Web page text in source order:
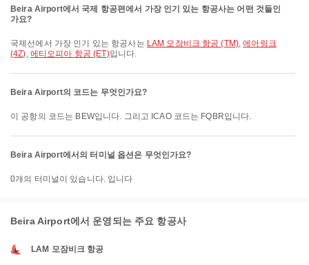
Beira Airport에서 국제 항공편에서 가장 인기 있는 항공사는 어떤 것들인
가요?
국제선에서 가장 인기 있는 항공사는 LAM 모잠비크 항공 (TM),에어링크
(4Z), 에티오피아 항공 (ET)입니다.
Beira Airport의 코드는 무엇인가요?
이 공항의 코드는 BEW입니다. 그리고 ICAO 코드는 FQBR입니다.
Beira Airport에서의 터미널 옵션은 무엇인가요?
0개의 터미널이 있습니다. 입니다
Beira Airport에서 운영되는 주요 항공사
LAM 모잠비크 항공